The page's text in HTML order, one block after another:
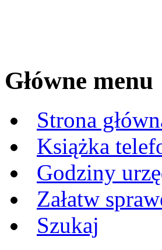
Główne menu
Strona
Książka
Godziny
Załatw
Szukaj